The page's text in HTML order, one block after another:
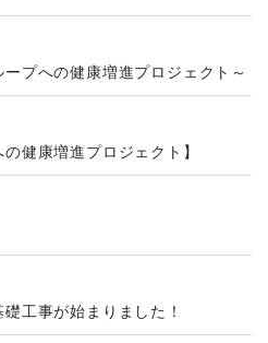
プへの健康増進プロジェクト～
健康増進プロジェクト】
工事が始まりました！